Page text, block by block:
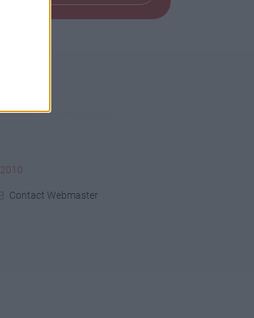
2010
Contact Webmaster